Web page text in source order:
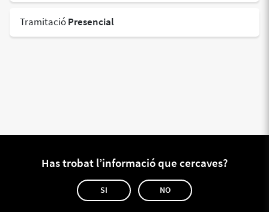
TramitacióPresencial
Has trobat l’informació que cercaves?
SI NO